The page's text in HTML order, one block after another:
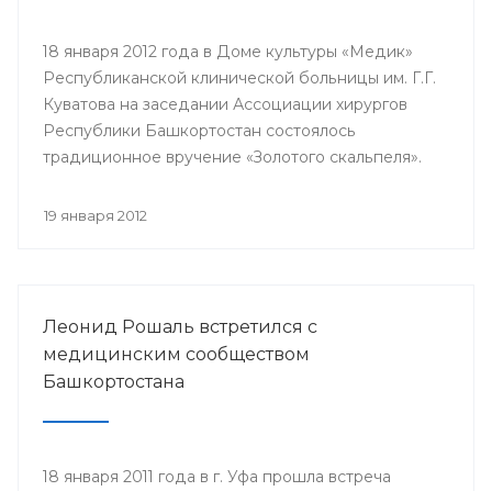
18 января 2012 года в Доме культуры «Медик»
Республиканской клинической больницы им. Г.Г.
Куватова на заседании Ассоциации хирургов
Республики Башкортостан состоялось
традиционное вручение «Золотого скальпеля».
19 января 2012
Леонид Рошаль встретился с
медицинским сообществом
Башкортостана
18 января 2011 года в г. Уфа прошла встреча